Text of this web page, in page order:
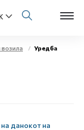
Уредба
данокот на